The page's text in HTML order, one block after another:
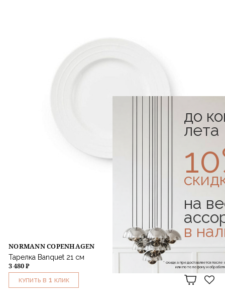
NORMANN COPENHAGEN
Тарелка Banquet 21 см
3 480 ₽
КУПИТЬ В 1 КЛИК
до
лета
на
в
* скидка предоставляется
или по телефону и